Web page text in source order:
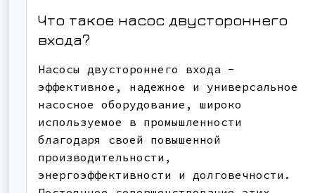
Что такое насос двустороннего
входа?
Насосы двустороннего входа -
эффективное, надежное и универсальное
насосное оборудование, широко
используемое в промышленности
благодаря своей повышенной
производительности,
энергоэффективности и долговечности.